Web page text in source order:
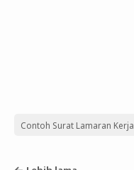
Contoh Surat Lamaran Kerja